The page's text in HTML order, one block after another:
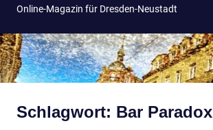
Online-Magazin für Dresden-Neustadt
Schlagwort: Bar Paradox